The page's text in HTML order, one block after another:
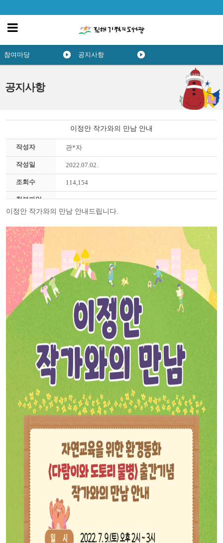
공지사항
참여마당 공지사항
이정안 작가와의 만남 안내
작성자 관*자
작성일 2022.07.02.
조회수 114,154
첨부파일
이정안 작가와의 만남 안내드립니다.